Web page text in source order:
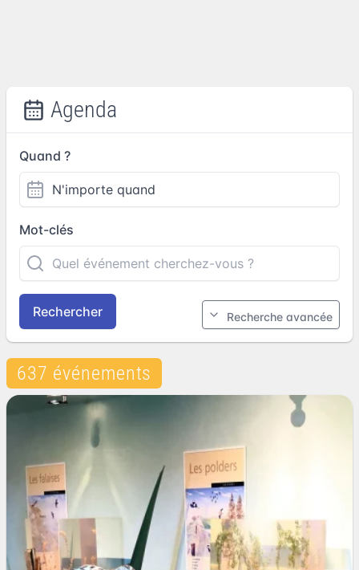
Agenda
Quand ?
Mot-clés
Rechercher Recherche avancée
637 événements